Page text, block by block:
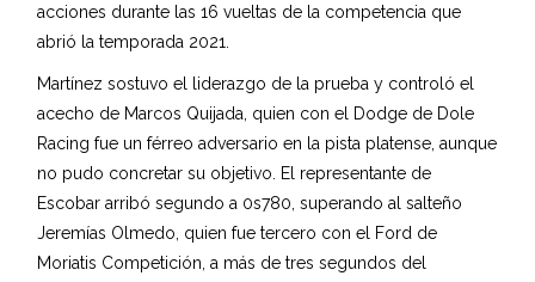
acciones durante las 16 vueltas de la competencia que
abrió la temporada 2021.
Martínez sostuvo el liderazgo de la prueba y controló el
acecho de Marcos Quijada, quien con el Dodge de Dole
Racing fue un férreo adversario en la pista platense, aunque
no pudo concretar su objetivo. El representante de
Escobar arribó segundo a 0s780, superando al salteño
Jeremías Olmedo, quien fue tercero con el Ford de
Moriatis Competición, a más de tres segundos del